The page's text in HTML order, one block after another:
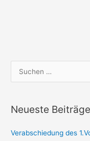
u
h
n
Neueste Beiträge
Verabschiedung des